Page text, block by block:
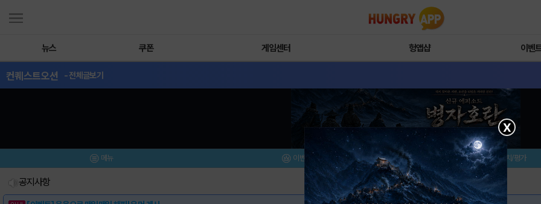
뉴스 쿠폰 게임센터 헝앱샵 이벤
컨퀘스트오션 - 전체글보기
메뉴 이벤트/미션 설치/평가
공지사항
X